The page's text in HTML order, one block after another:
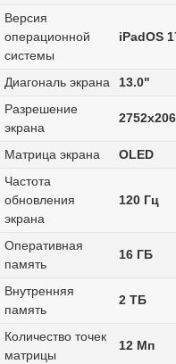
Версия
операционной
системы
iPadOS
Диагональ экрана
13.0"
Разрешение
экрана
Матрица экрана
OLED
Частота
обновления
экрана
120 Гц
Оперативная
память
16 ГБ
Внутренняя
память
2 ТБ
Количество точек
матрицы
12 Мп